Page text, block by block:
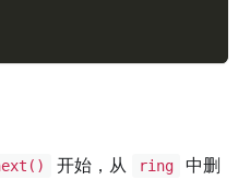
开始，从 ring
中删